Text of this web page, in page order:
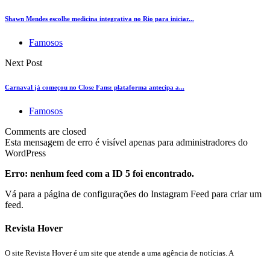
Shawn Mendes escolhe medicina integrativa no Rio para iniciar...
Famosos
Next Post
Carnaval já começou no Close Fans: plataforma antecipa a...
Famosos
Comments are closed
Esta mensagem de erro é visível apenas para administradores do
WordPress
Erro: nenhum feed com a ID 5 foi encontrado.
Vá para a página de configurações do Instagram Feed para criar um
feed.
Revista Hover
O site Revista Hover é um site que atende a uma agência de notícias. A